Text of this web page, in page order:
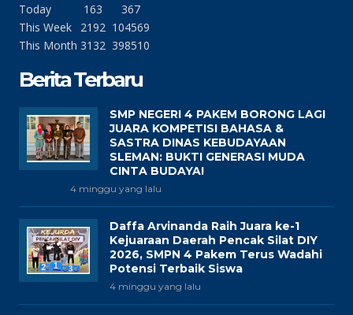
Today
163
367
This Week
2192 104569
This Month 3132 398510
Berita Terbaru
SMP NEGERI 4 PAKEM BORONG LAGI
JUARA KOMPETISI BAHASA &
SASTRA DINAS KEBUDAYAAN
SLEMAN: BUKTI GENERASI MUDA
CINTA BUDAYA!
4 minggu yang lalu
Daffa Arvinanda Raih Juara ke-1
Kejuaraan Daerah Pencak Silat DIY
2026, SMPN 4 Pakem Terus Wadahi
Potensi Terbaik Siswa
4 minggu yang lalu